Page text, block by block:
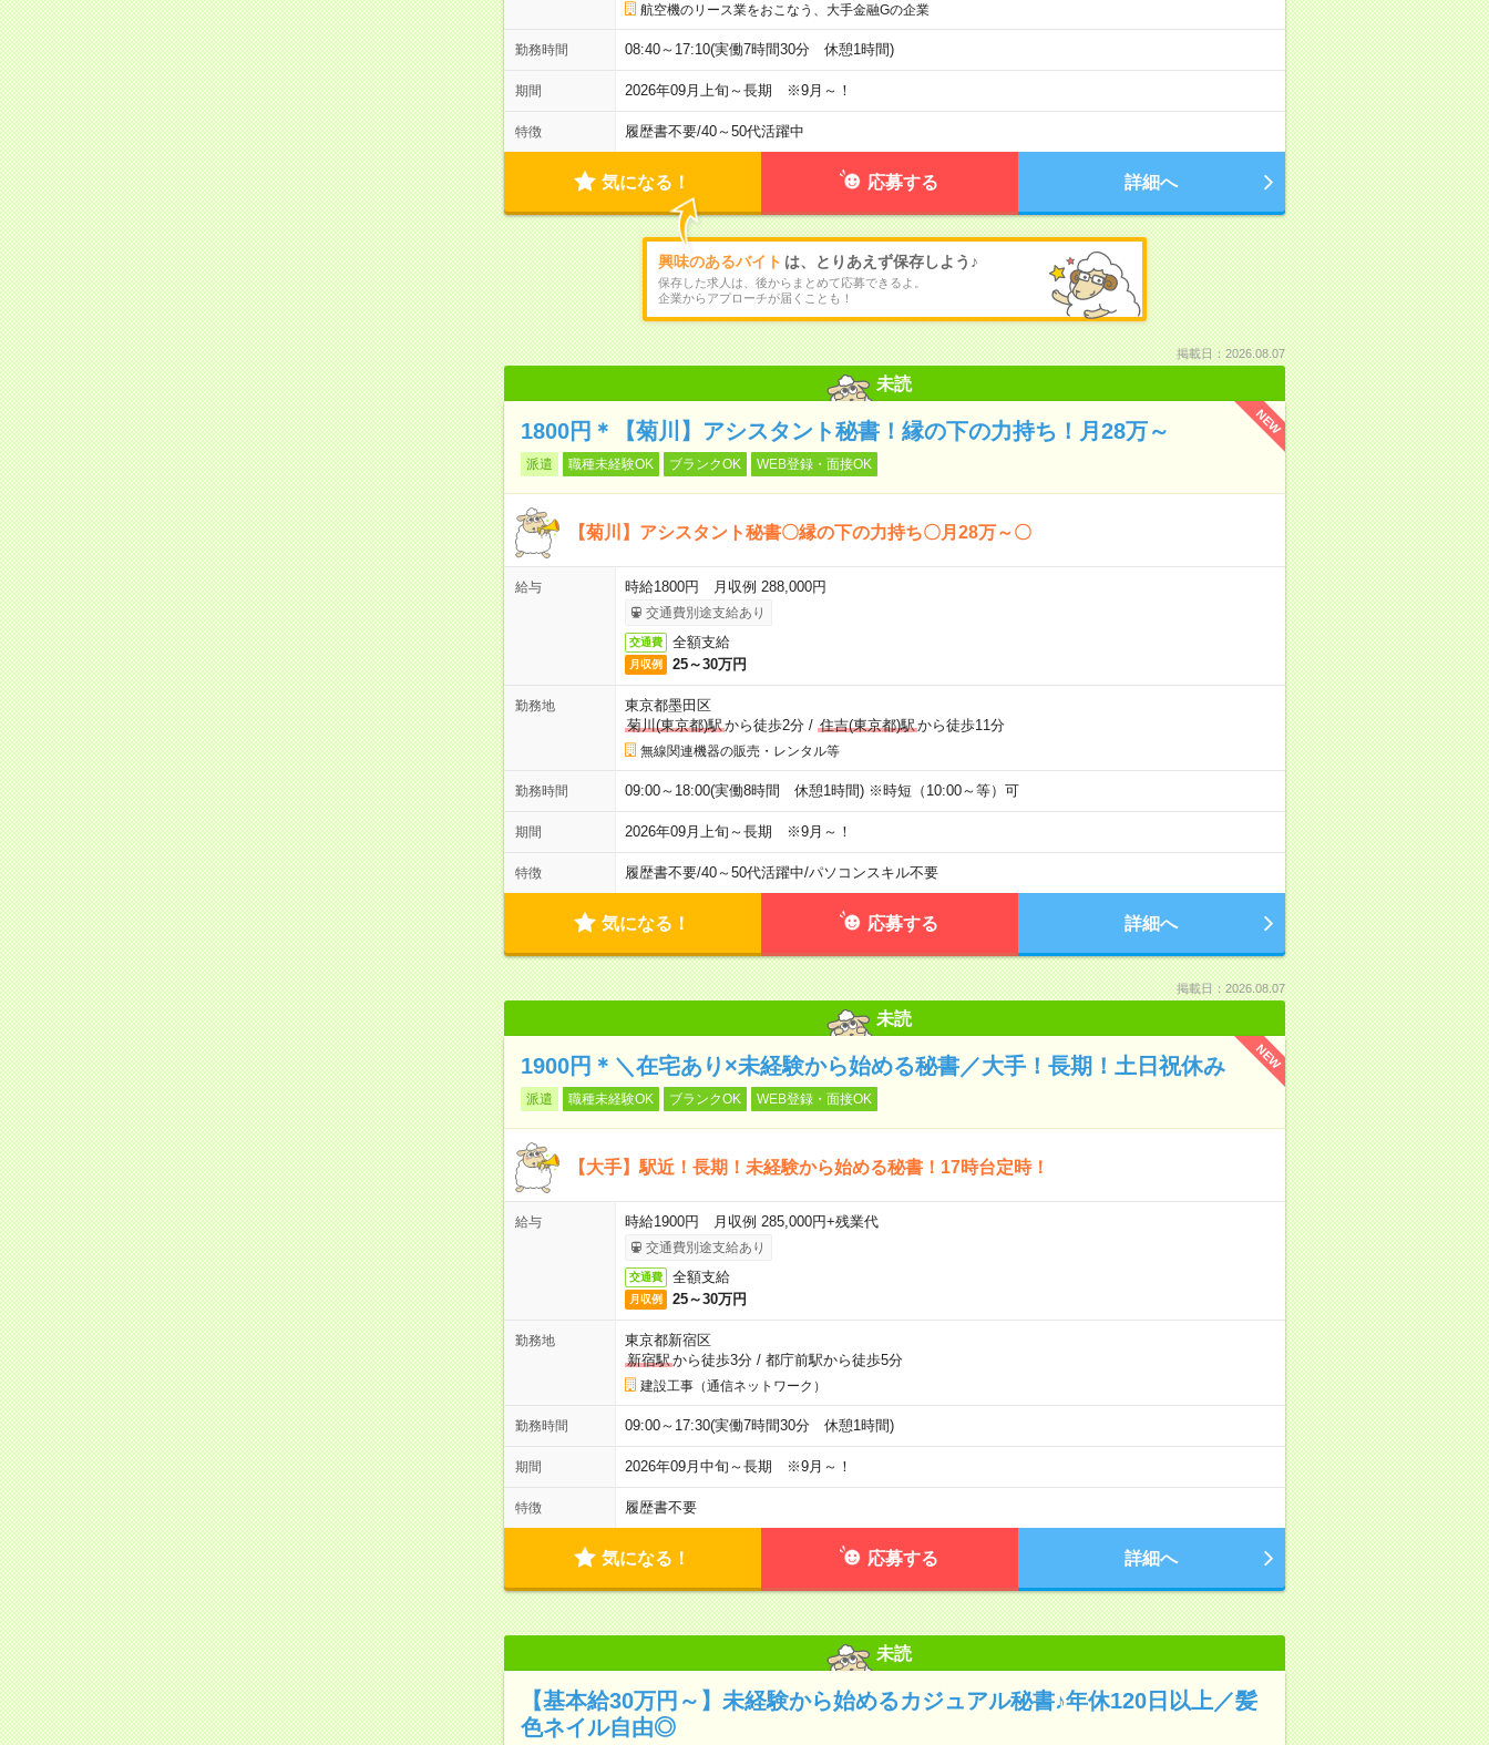
航空機のリース業をおこなう、大手金融Gの企業
勤務時間 08:40～17:10(実働7時間30分 休憩1時間)
期間 2026年09月上旬～長期 ※9月～！
特徴 履歴書不要/40～50代活躍中
気になる！ 応募する 詳細へ
興味のあるバイト は、とりあえず保存しよう♪
保存した求人は、後からまとめて応募できるよ。
企業からアプローチが届くことも！
掲載日：2026.08.07
未読
NEW
1800円＊【菊川】アシスタント秘書！縁の下の力持ち！月28万～
派遣 職種未経験OK ブランクOK WEB登録・面接OK
【菊川】アシスタント秘書〇縁の下の力持ち〇月28万～〇
給与 時給1800円 月収例 288,000円
交通費別途支給あり
交通費 全額支給
月収例 25～30万円
勤務地
東京都墨田区
菊川(東京都)駅から徒歩2分/ 住吉(東京都)駅から徒歩11分
無線関連機器の販売・レンタル等
勤務時間 09:00～18:00(実働8時間 休憩1時間) ※時短（10:00～等）可
期間 2026年09月上旬～長期 ※9月～！
特徴 履歴書不要/40～50代活躍中/パソコンスキル不要
気になる！ 応募する 詳細へ
掲載日：2026.08.07
未読
NEW
1900円＊＼在宅あり×未経験から始める秘書／大手！長期！土日祝休み
派遣 職種未経験OK ブランクOK WEB登録・面接OK
【大手】駅近！長期！未経験から始める秘書！17時台定時！
給与 時給1900円 月収例 285,000円+残業代
交通費別途支給あり
交通費 全額支給
月収例 25～30万円
勤務地
東京都新宿区
新宿駅から徒歩3分/ 都庁前駅から徒歩5分
建設工事（通信ネットワーク）
勤務時間 09:00～17:30(実働7時間30分 休憩1時間)
期間 2026年09月中旬～長期 ※9月～！
特徴 履歴書不要
気になる！ 応募する 詳細へ
未読
【基本給30万円～】未経験から始めるカジュアル秘書♪年休120日以上／髪
色ネイル自由◎